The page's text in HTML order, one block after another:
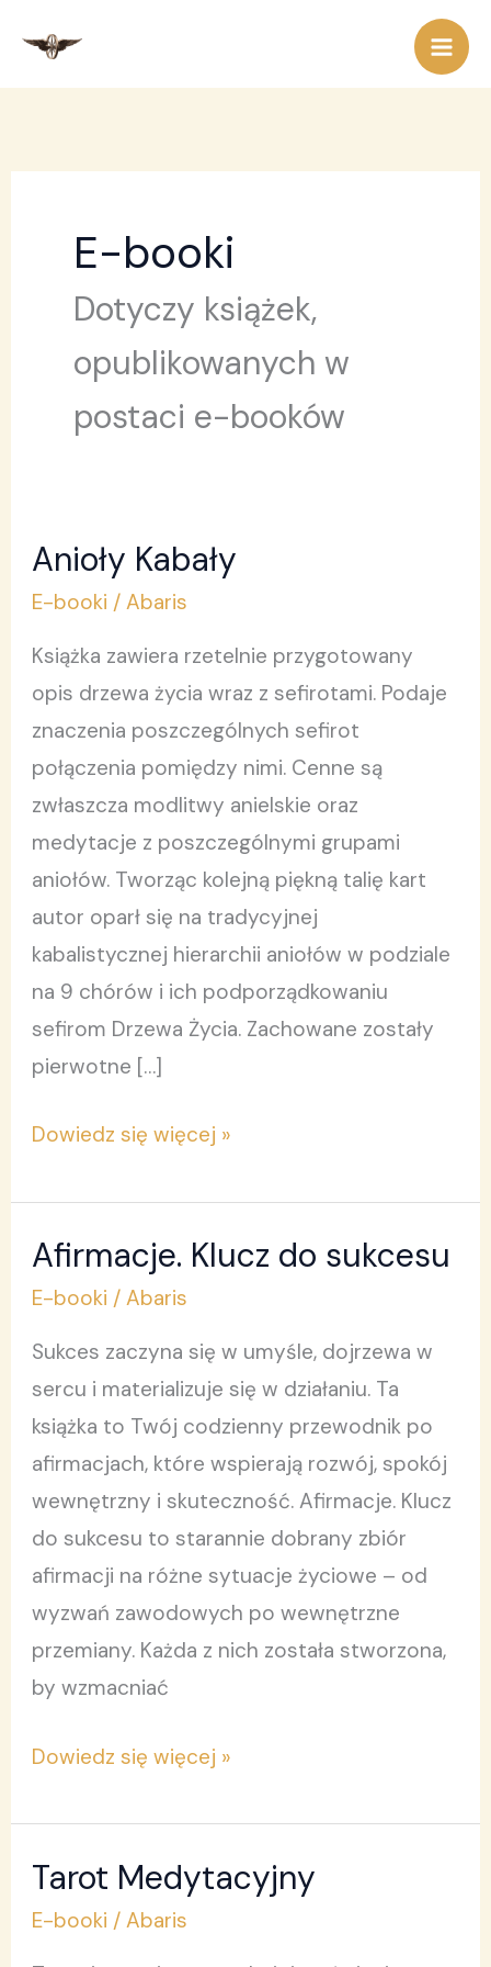
treści
E-booki
Dotyczy książek,
opublikowanych w
postaci e-booków
Anioły Kabały
E-booki /Abaris
Książka zawiera rzetelnie przygotowany
opis drzewa życia wraz z sefirotami. Podaje
znaczenia poszczególnych sefirot
połączenia pomiędzy nimi. Cenne są
zwłaszcza modlitwy anielskie oraz
medytacje z poszczególnymi grupami
aniołów. Tworząc kolejną piękną talię kart
autor oparł się na tradycyjnej
kabalistycznej hierarchii aniołów w podziale
na 9 chórów i ich podporządkowaniu
sefirom Drzewa Życia. Zachowane zostały
pierwotne […]
Anioły
Kabały
Dowiedz się więcej »
Afirmacje. Klucz do sukcesu
E-booki /Abaris
Sukces zaczyna się w umyśle, dojrzewa w
sercu i materializuje się w działaniu. Ta
książka to Twój codzienny przewodnik po
afirmacjach, które wspierają rozwój, spokój
wewnętrzny i skuteczność. Afirmacje. Klucz
do sukcesu to starannie dobrany zbiór
afirmacji na różne sytuacje życiowe – od
wyzwań zawodowych po wewnętrzne
przemiany. Każda z nich została stworzona,
by wzmacniać
Afirmacje.
Klucz
sukcesu
Dowiedz się więcej »
Tarot Medytacyjny
E-booki /Abaris
Tarot
Medytacyjny